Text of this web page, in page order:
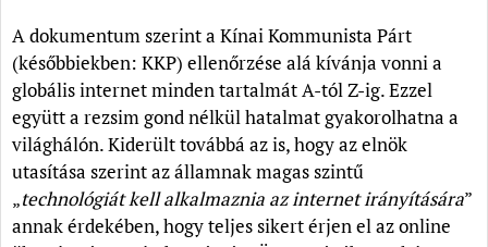
A dokumentum szerint a Kínai Kommunista Párt
(későbbiekben: KKP) ellenőrzése alá kívánja vonni a
globális internet minden tartalmát A-tól Z-ig. Ezzel
együtt a rezsim gond nélkül hatalmat gyakorolhatna a
világhálón. Kiderült továbbá az is, hogy az elnök
utasítása szerint az államnak magas szintű
„technológiát kell alkalmaznia az internet irányítására”
annak érdekében, hogy teljes sikert érjen el az online